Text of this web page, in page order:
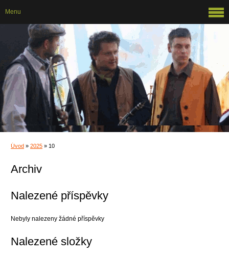
Úvod » 2025 » 10
Archiv
Nalezené příspěvky
Nebyly nalezeny žádné příspěvky
Nalezené složky
Menu